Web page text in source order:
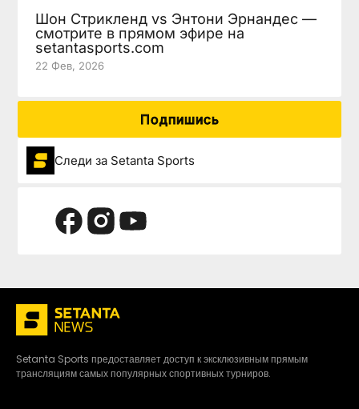
Шон Стрикленд vs Энтони Эрнандес —
смотрите в прямом эфире на
setantasports.com
22 Фев, 2026
Подпишись
Следи за Setanta Sports
Setanta Sports предоставляет доступ к эксклюзивным прямым
трансляциям самых популярных спортивных турниров.